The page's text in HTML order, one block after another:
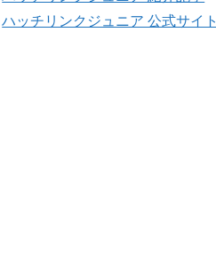
ハッチリンクジュニア 公式サイト